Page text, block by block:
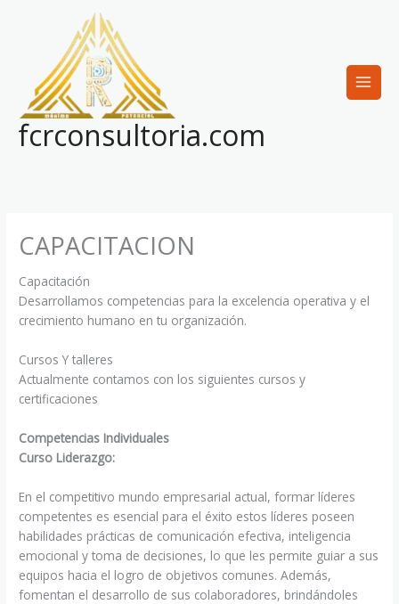
fcrconsultoria.com
CAPACITACION
Capacitación
Desarrollamos competencias para la excelencia operativa y el
crecimiento humano en tu organización.
Cursos Y talleres
Actualmente contamos con los siguientes cursos y
certificaciones
Competencias Individuales
Curso Liderazgo:
En el competitivo mundo empresarial actual, formar líderes
competentes es esencial para el éxito estos líderes poseen
habilidades prácticas de comunicación efectiva, inteligencia
emocional y toma de decisiones, lo que les permite guiar a sus
equipos hacia el logro de objetivos comunes. Además,
fomentan el desarrollo de sus colaboradores, brindándoles